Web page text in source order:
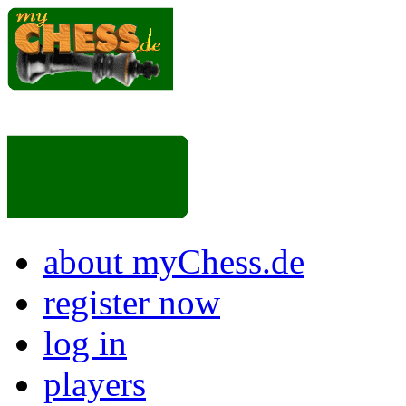
about myChess.de
register now
log in
players